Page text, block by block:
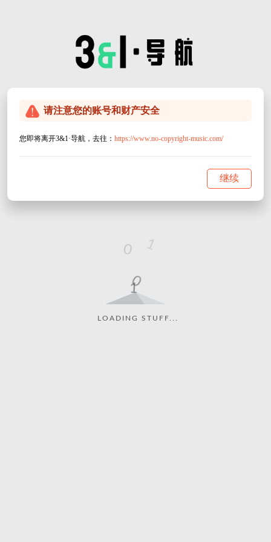
LOADING STUFF...
请注意您的账号和财产安全
您即将离开3&1·导航，去往： https://www.no-copyright-music.com/
继续